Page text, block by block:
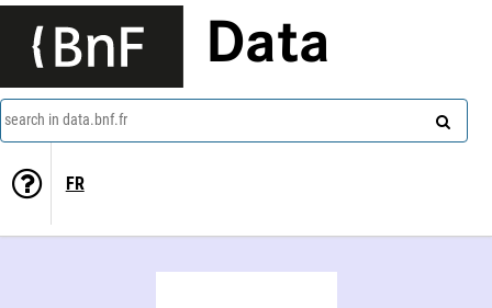
Data
search in data.bnf.fr
FR